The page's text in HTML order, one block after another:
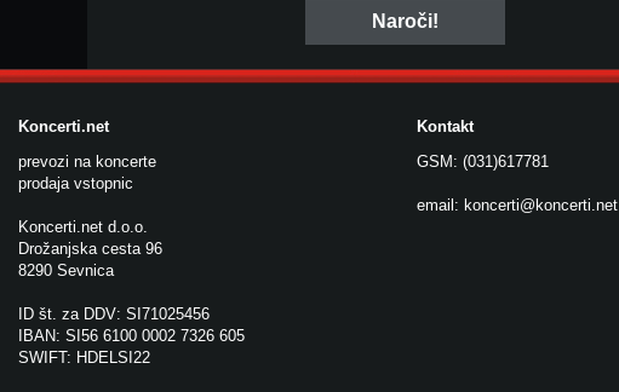
Koncerti.net
prevozi na koncerte
prodaja vstopnic
Koncerti.net d.o.o.
Drožanjska cesta 96
8290 Sevnica
ID št. za DDV: SI71025456
IBAN: SI56 6100 0002 7326 605
SWIFT: HDELSI22
Kontakt
GSM: (031)617781
email: koncerti@koncerti.net